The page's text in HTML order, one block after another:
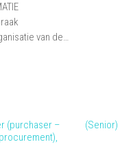
van de…
(purchaser –